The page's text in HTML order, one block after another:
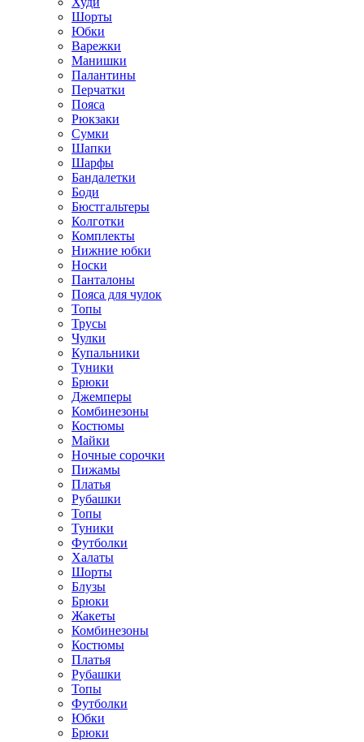
Шорты
Юбки
Варежки
Манишки
Палантины
Перчатки
Пояса
Рюкзаки
Сумки
Шапки
Шарфы
Бандалетки
Боди
Бюстгальтеры
Колготки
Комплекты
Нижние юбки
Носки
Панталоны
Поясa для чулок
Топы
Трусы
Чулки
Купальники
Туники
Брюки
Джемперы
Комбинезоны
Костюмы
Майки
Ночные сорочки
Пижамы
Платья
Рубашки
Топы
Туники
Футболки
Халаты
Шорты
Блузы
Брюки
Жакеты
Комбинезоны
Костюмы
Платья
Рубашки
Топы
Футболки
Юбки
Брюки